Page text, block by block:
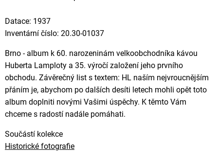
Datace: 1937
Inventární číslo: 20.30-01037
Brno - album k 60. narozeninám velkoobchodníka kávou
Huberta Lamploty a 35. výročí založení jeho prvního
obchodu. Závěrečný list s textem: HL naším nejvroucnějším
přáním je, abychom po dalších desíti letech mohli opět toto
album doplniti novými Vašimi úspěchy. K těmto Vám
chceme s radostí nadále pomáhati.
Součástí kolekce
Historické fotografie